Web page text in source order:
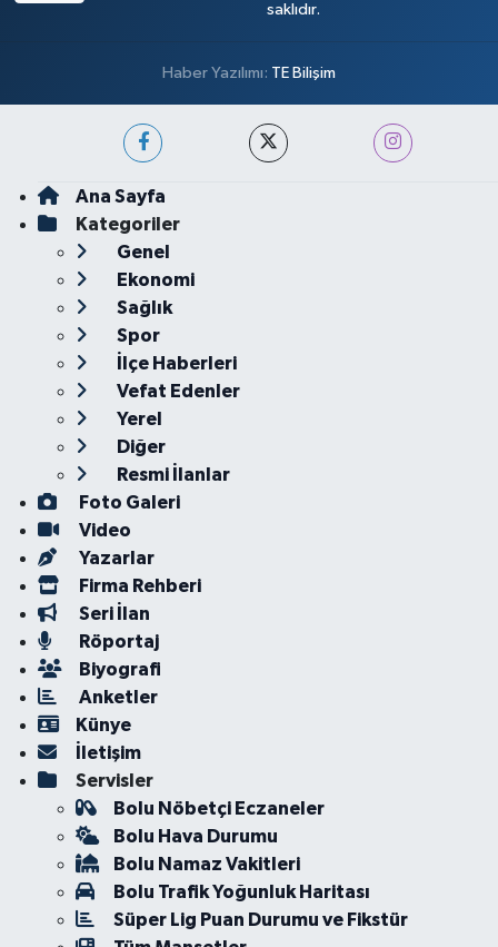
saklıdır.
Haber Yazılımı: TE Bilişim
Ana Sayfa
Kategoriler
Genel
Ekonomi
Sağlık
Spor
İlçe Haberleri
Vefat Edenler
Yerel
Diğer
Resmi İlanlar
Foto Galeri
Video
Yazarlar
Firma Rehberi
Seri İlan
Röportaj
Biyografi
Anketler
Künye
İletişim
Servisler
Bolu Nöbetçi Eczaneler
Bolu Hava Durumu
Bolu Namaz Vakitleri
Bolu Trafik Yoğunluk Haritası
Süper Lig Puan Durumu ve Fikstür